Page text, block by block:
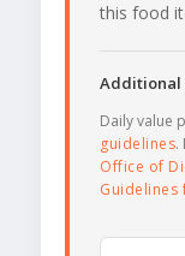
this food
Additional
Daily value
guidelines.
Office of
Guidelines